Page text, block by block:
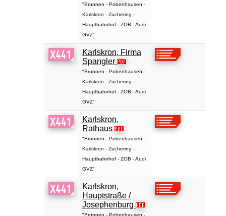
"Brunnen - Pobenhausen -
Karlskron - Zuchering -
Hauptbahnhof - ZOB - Audi
GVZ"
Karlskron, Firma
Spangler
"Brunnen - Pobenhausen -
Karlskron - Zuchering -
Hauptbahnhof - ZOB - Audi
GVZ"
Karlskron,
Rathaus
"Brunnen - Pobenhausen -
Karlskron - Zuchering -
Hauptbahnhof - ZOB - Audi
GVZ"
Karlskron,
Hauptstraße /
Josephenburg
"Brunnen - Pobenhausen -